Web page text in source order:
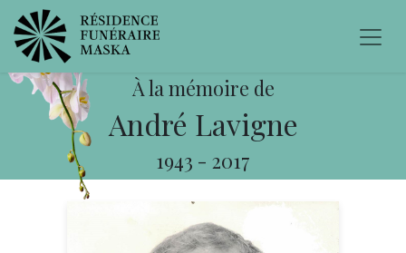
À la mémoire de
André Lavigne
1943 - 2017